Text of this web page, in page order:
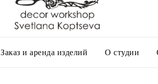
Заказ и аренда изделий О студии